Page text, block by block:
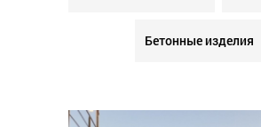
Бетонные изделия